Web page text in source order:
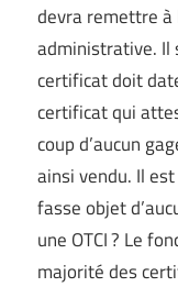
devra remettre à
administrative. Il
certificat doit
certificat qui
coup d’aucun
ainsi vendu. Il
fasse objet
une OTCI ? Le
majorité des